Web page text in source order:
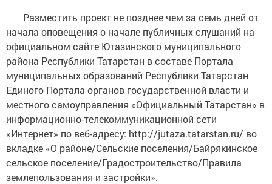
Разместить проект не позднее чем за семь дней от
начала оповещения о начале публичных слушаний на
официальном сайте Ютазинского муниципального
района Республики Татарстан в составе Портала
муниципальных образований Республики Татарстан
Единого Портала органов государственной власти и
местного самоуправления «Официальный Татарстан» в
информационно-телекоммуникационной сети
«Интернет» по веб-адресу: http://jutaza.tatarstan.ru/ во
вкладке «О районе/Сельские поселения/Байрякинское
сельское поселение/Градостроительство/Правила
землепользования и застройки».